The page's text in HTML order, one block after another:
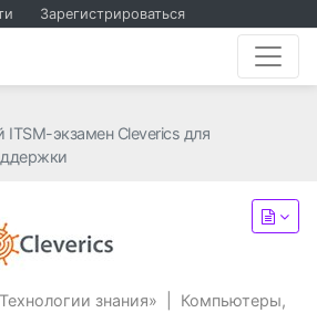
Зарегистрироваться
экзамен Cleverics для
ООО «Технологии
знания»
Компьютеры,